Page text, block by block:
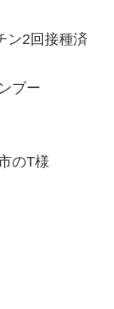
ン2回接種済
ブー
のT様